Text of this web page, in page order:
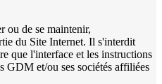
ou de se maintenir,
du Site Internet. Il s'interdit
que l'interface et les instructions
GDM et/ou ses sociétés affiliées